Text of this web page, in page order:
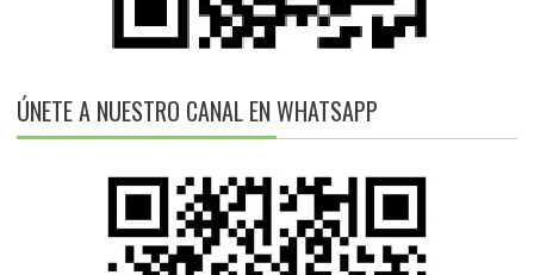
ÚNETE A NUESTRO CANAL EN WHATSAPP